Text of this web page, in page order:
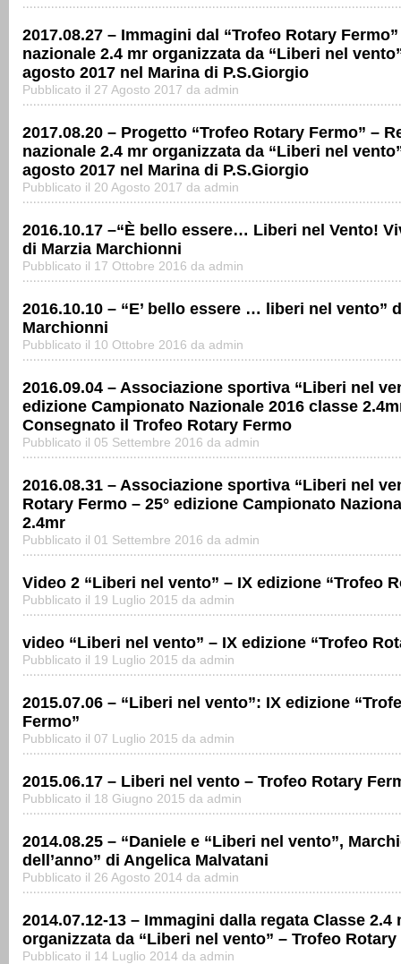
2017.08.27 – Immagini dal “Trofeo Rotary
nazionale 2.4 mr organizzata da “Liberi nel
agosto 2017 nel Marina di P.S.Giorgio
Pubblicato il 27 Agosto 2017 da admin
2017.08.20 – Progetto “Trofeo Rotary Fermo” –
nazionale 2.4 mr organizzata da “Liberi nel
agosto 2017 nel Marina di P.S.Giorgio
Pubblicato il 20 Agosto 2017 da admin
2016.10.17 –“È bello essere… Liberi nel Vento!
di Marzia Marchionni
Pubblicato il 17 Ottobre 2016 da admin
2016.10.10 – “E’ bello essere … liberi nel vento”
Marchionni
Pubblicato il 10 Ottobre 2016 da admin
2016.09.04 – Associazione sportiva “Liberi nel
edizione Campionato Nazionale 2016 classe
Consegnato il Trofeo Rotary Fermo
Pubblicato il 05 Settembre 2016 da admin
2016.08.31 – Associazione sportiva “Liberi nel
Rotary Fermo – 25° edizione Campionato
2.4mr
Pubblicato il 01 Settembre 2016 da admin
Video 2 “Liberi nel vento” – IX edizione “Trofeo
Pubblicato il 19 Luglio 2015 da admin
video “Liberi nel vento” – IX edizione “Trofeo
Pubblicato il 19 Luglio 2015 da admin
2015.07.06 – “Liberi nel vento”: IX edizione
Fermo”
Pubblicato il 07 Luglio 2015 da admin
2015.06.17 – Liberi nel vento – Trofeo Rotary
Pubblicato il 18 Giugno 2015 da admin
2014.08.25 – “Daniele e “Liberi nel vento”,
dell’anno” di Angelica Malvatani
Pubblicato il 26 Agosto 2014 da admin
2014.07.12-13 – Immagini dalla regata Classe 2.4
organizzata da “Liberi nel vento” – Trofeo Rotary
Pubblicato il 14 Luglio 2014 da admin